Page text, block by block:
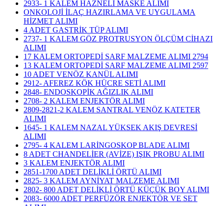
2933- 1 KALEM HAZNELİ MASKE ALIMI
ONKOLOJİ İLAÇ HAZIRLAMA VE UYGULAMA
HİZMET ALIMI
4 ADET GASTRİK TÜP ALIMI
2737- 1 KALEM GÖZ PROTRUSYON ÖLÇÜM CİHAZI
ALIMI
17 KALEM ORTOPEDİ SARF MALZEME ALIMI 2794
13 KALEM ORTOPEDİ SARF MALZEME ALIMI 2597
10 ADET VENÖZ KANÜL ALIMI
2912- AFEREZ KÖK HÜCRE SETİ ALIMI
2848- ENDOSKOPİK AĞIZLIK ALIMI
2708- 2 KALEM ENJEKTÖR ALIMI
2809-2821-2 KALEM SANTRAL VENÖZ KATETER
ALIMI
1645- 1 KALEM NAZAL YÜKSEK AKIŞ DEVRESİ
ALIMI
2795- 4 KALEM LARİNGOSKOP BLADE ALIMI
8 ADET CHANDELİER (AVİZE) IŞIK PROBU ALIMI
3 KALEM ENJEKTÖR ALIMI
2851-1700 ADET DELİKLİ ÖRTÜ ALIMI
2825- 3 KALEM AYNİYAT MALZEME ALIMI
2802- 800 ADET DELİKLİ ÖRTÜ KÜÇÜK BOY ALIMI
2083- 6000 ADET PERFÜZÖR ENJEKTÖR VE SET